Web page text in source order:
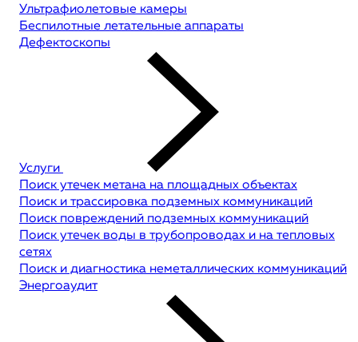
Ультрафиолетовые камеры
Беспилотные летательные аппараты
Дефектоскопы
Услуги
Поиск утечек метана на площадных объектах
Поиск и трассировка подземных коммуникаций
Поиск повреждений подземных коммуникаций
Поиск утечек воды в трубопроводах и на тепловых
сетях
Поиск и диагностика неметаллических коммуникаций
Энергоаудит